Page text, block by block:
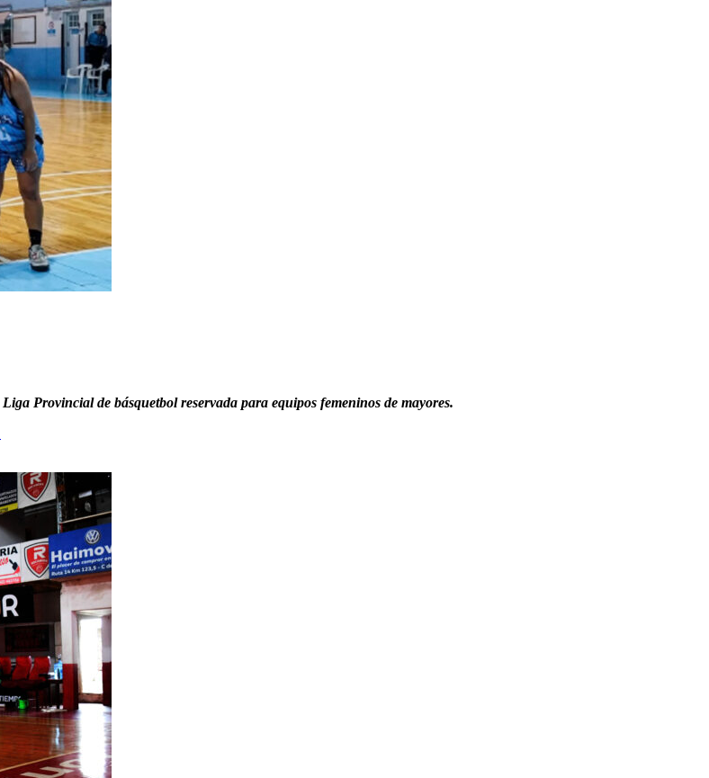
Provincial de básquetbol reservada para equipos femeninos de mayores.